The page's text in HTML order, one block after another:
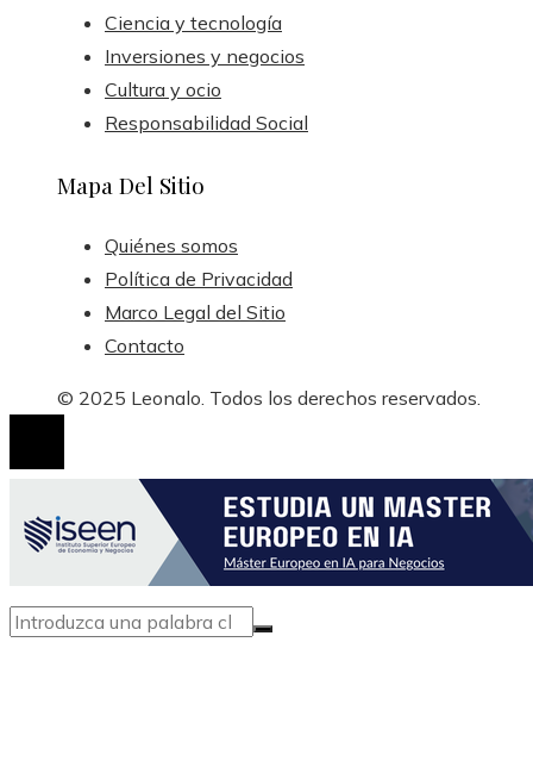
Ciencia y tecnología
Inversiones y negocios
Cultura y ocio
Responsabilidad Social
Mapa Del Sitio
Quiénes somos
Política de Privacidad
Marco Legal del Sitio
Contacto
© 2025 Leonalo. Todos los derechos reservados.